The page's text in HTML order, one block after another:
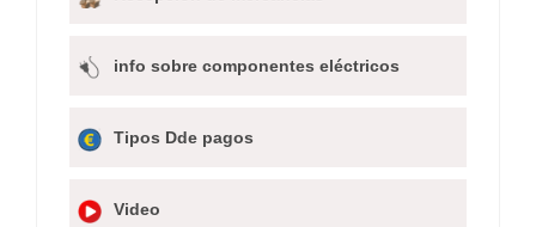
info sobre componentes eléctricos
Tipos Dde pagos
Video